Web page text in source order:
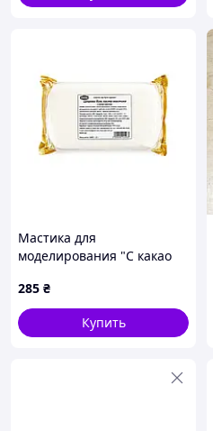
Мастика для
моделирования "С какао
кг
285 ₴
Купить